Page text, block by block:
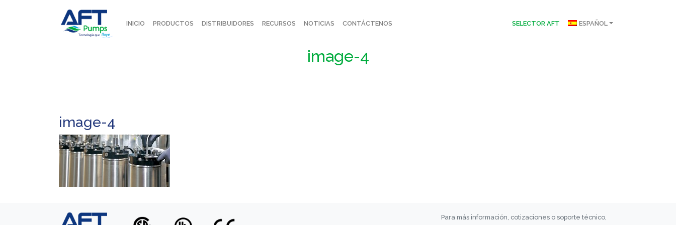
INICIO PRODUCTOS DISTRIBUIDORES RECURSOS NOTICIAS CONTÁCTENOS SELECTOR AFT ESPAÑOL
image-4
image-4
Para más información, cotizaciones o soporte técnico,